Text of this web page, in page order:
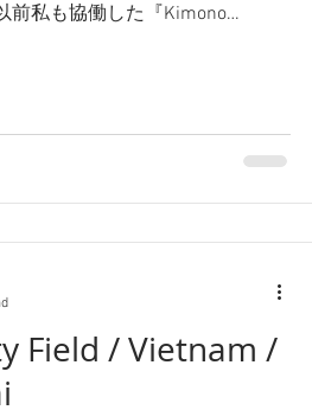
前私も協働した『Kimono
Field / Vietnam /